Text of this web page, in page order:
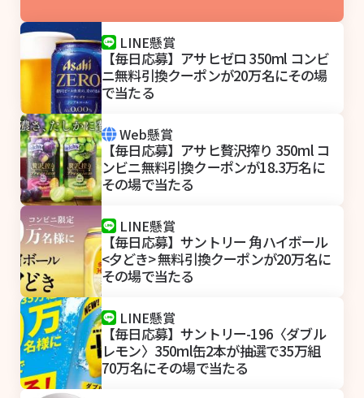
LINE懸賞
【毎日応募】アサヒゼロ 350ml コンビ
ニ無料引換クーポンが20万名にその場
で当たる
Web懸賞
【毎日応募】アサヒ贅沢搾り 350ml コ
ンビニ無料引換クーポンが18.3万名に
その場で当たる
LINE懸賞
【毎日応募】サントリー 角ハイボール
<夕どき> 無料引換クーポンが20万名に
その場で当たる
LINE懸賞
【毎日応募】サントリー-196〈ダブル
レモン〉350ml缶2本が抽選で35万組
70万名にその場で当たる